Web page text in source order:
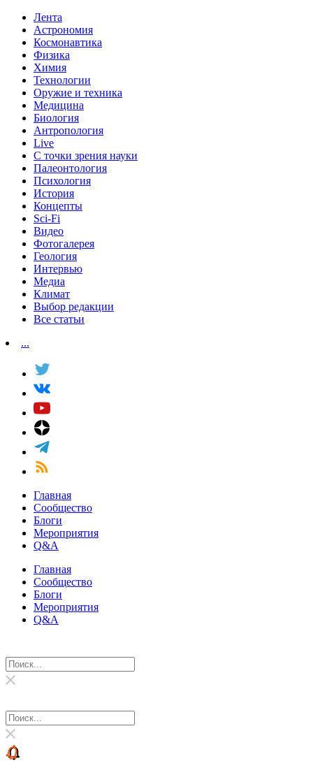
Лента
Астрономия
Космонавтика
Физика
Химия
Технологии
Оружие и техника
Медицина
Биология
Антропология
Live
С точки зрения науки
Палеонтология
Психология
История
Концепты
Sci-Fi
Видео
Фотогалерея
Геология
Интервью
Медиа
Климат
Выбор редакции
Все статьи
...
Главная
Сообщество
Блоги
Мероприятия
Q&A
Главная
Сообщество
Блоги
Мероприятия
Q&A